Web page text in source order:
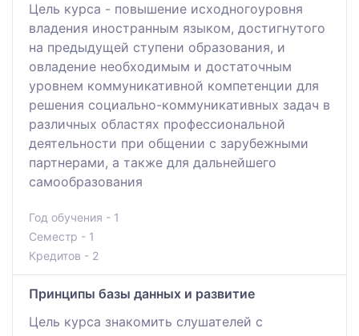
Цель курса - повышение исходногоуровня
владения иностранным языком, достигнутого
на предыдущей ступени образования, и
овладение необходимым и достаточным
уровнем коммуникативной компетенции для
решения социально-коммуникативных задач в
различных областях профессиональной
деятельности при общении с зарубежными
партнерами, а также для дальнейшего
самообразования
Год обучения - 1
Семестр - 1
Кредитов - 2
Принципы базы данных и развитие
Цель курса знакомить слушателей с